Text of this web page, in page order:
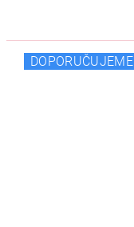
DOPORUČUJEME